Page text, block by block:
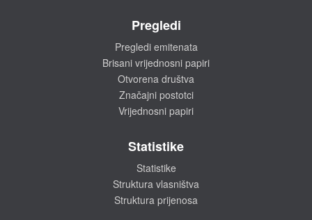
Pregledi
Pregledi emitenata
Brisani vrijednosni papiri
Otvorena društva
Značajni postotci
Vrijednosni papiri
Statistike
Statistike
Struktura vlasništva
Struktura prijenosa